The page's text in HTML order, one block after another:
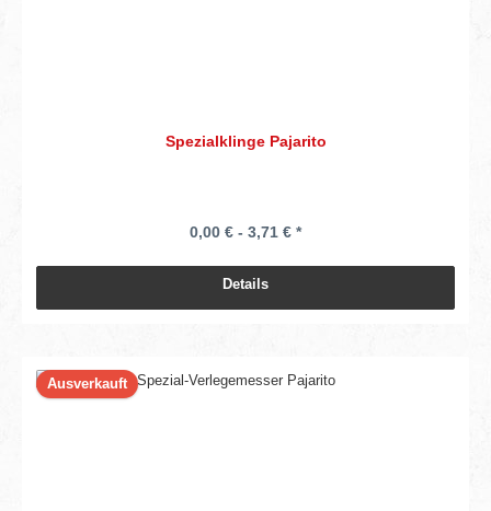
Spezialklinge Pajarito
0,00 € - 3,71 € *
Details
Ausverkauft